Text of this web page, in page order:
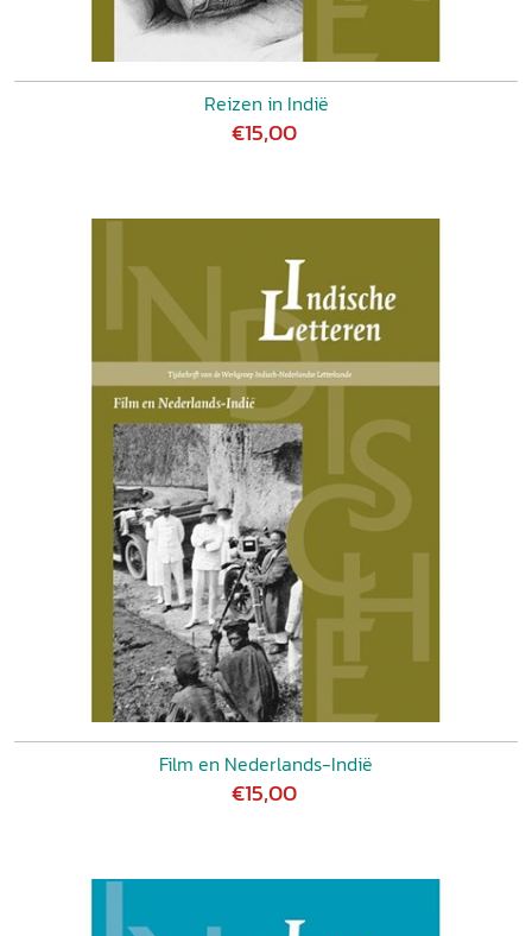
Reizen in Indië
€15,00
Film en Nederlands-Indië
€15,00